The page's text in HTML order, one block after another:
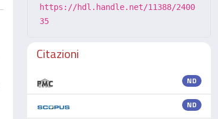
https://hdl.handle.net/11388/2400
35
Citazioni
ND
ND